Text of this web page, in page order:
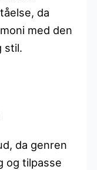
da
med den
stil.
da genren
og tilpasse